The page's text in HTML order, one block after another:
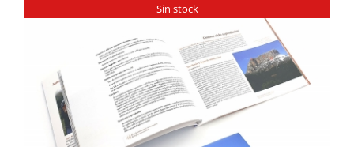
Sin stock